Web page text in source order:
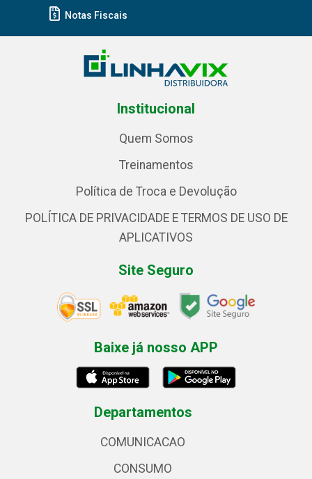
Notas Fiscais
Institucional
Quem Somos
Treinamentos
Política de Troca e Devolução
POLÍTICA DE PRIVACIDADE E TERMOS DE USO DE
APLICATIVOS
Site Seguro
Baixe já nosso APP
Departamentos
COMUNICACAO
CONSUMO